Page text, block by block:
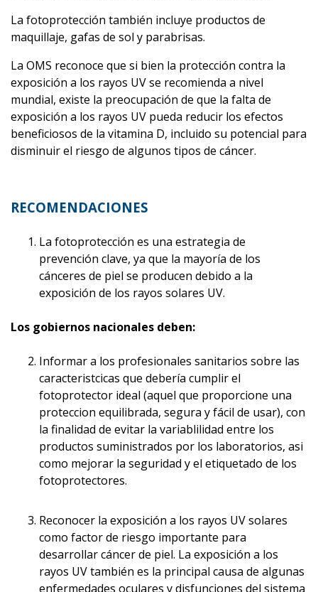
La fotoprotección también incluye productos de
maquillaje, gafas de sol y parabrisas.
La OMS reconoce que si bien la protección contra la
exposición a los rayos UV se recomienda a nivel
mundial, existe la preocupación de que la falta de
exposición a los rayos UV pueda reducir los efectos
beneficiosos de la vitamina D, incluido su potencial para
disminuir el riesgo de algunos tipos de cáncer.
RECOMENDACIONES
La fotoprotección es una estrategia de
prevención clave, ya que la mayoría de los
cánceres de piel se producen debido a la
exposición de los rayos solares UV.
Los gobiernos nacionales deben:
Informar a los profesionales sanitarios sobre las
caracteristcicas que debería cumplir el
fotoprotector ideal (aquel que proporcione una
proteccion equilibrada, segura y fácil de usar), con
la finalidad de evitar la variablilidad entre los
productos suministrados por los laboratorios, asi
como mejorar la seguridad y el etiquetado de los
fotoprotectores.
Reconocer la exposición a los rayos UV solares
como factor de riesgo importante para
desarrollar cáncer de piel. La exposición a los
rayos UV también es la principal causa de algunas
enfermedades oculares y disfunciones del sistema